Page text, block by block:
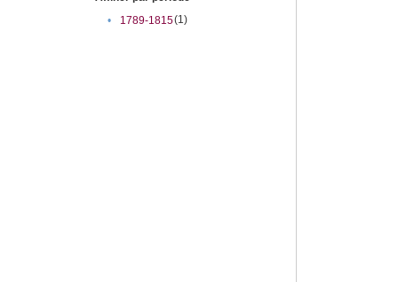
•
1789-1815(1)